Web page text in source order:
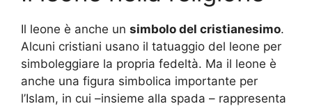
Il leone è anche un simbolo del cristianesimo.
Alcuni cristiani usano il tatuaggio del leone per
simboleggiare la propria fedeltà. Ma il leone è
anche una figura simbolica importante per
l’Islam, in cui –insieme alla spada – rappresenta